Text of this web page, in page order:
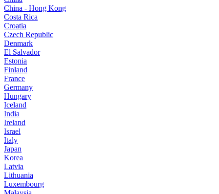
China - Hong Kong
Costa Rica
Croatia
Czech Republic
Denmark
El Salvador
Estonia
Finland
France
Germany
Hungary
Iceland
India
Ireland
Israel
Italy
Japan
Korea
Latvia
Lithuania
Luxembourg